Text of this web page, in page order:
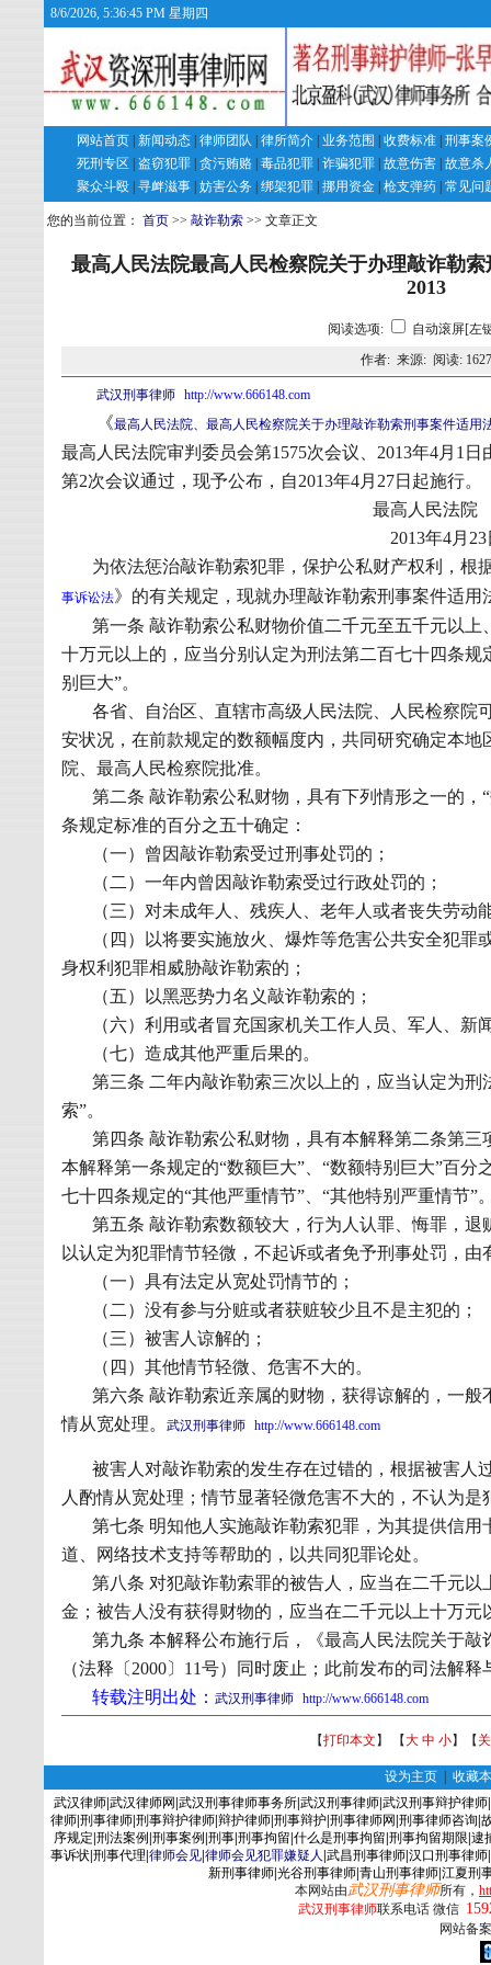
8/6/2026, 5:36:45 PM 星期四
网站首页 新闻动态 律师团队 律所简介 业务范围 收费标准 刑事案
死刑专区
盗窃犯罪 贪污贿赂 毒品犯罪 诈骗犯罪 故意伤害 故意杀
聚众斗殴 寻衅滋事 妨害公务 绑架犯罪 挪用资金 枪支弹药 常见问
您的当前位置： 首页 >> 敲诈勒索 >> 文章正文
最高人民法院最高人民检察院关于办理敲诈勒
2013
阅读选项:
自动滚屏[左
作者: 来源: 阅读: 1627
武汉刑事律师 http://www.666148.com
《最高人民法院、最高人民检察院关于办理敲诈勒索刑事案件适用
最高人民法院审判委员会第1575次会议、 2013年4月 1 日
第2次会议通过，现予公布，自2013年4月 27日起施行。
最高人民法院
2013年4月 23
为依法惩治敲诈勒索犯罪，保护公私财产权利，根
事诉讼法》的有关规定，现就办理敲诈勒索刑事案件适用
第一条 敲诈勒索公私财物价值二千元至五千元以
十万元以上的，应当分别认定为刑法第二百七十四条规
别巨大”。
各省、自治区、直辖市高级人民法院、人民检察院
安状况，在前款规定的数额幅度内，共同研究确定本
院、最高人民检察院批准。
第二条 敲诈勒索公私财物，具有下列情形之一的，
条规定标准的百分之五十确定：
（一）曾因敲诈勒索受过刑事处罚的；
（二）一年内曾因敲诈勒索受过行政处罚的；
（三）对未成年人、残疾人、老年人或者丧失劳动
（四）以将要实施放火、爆炸等危害公共安全犯
身权利犯罪相威胁敲诈勒索的；
（五）以黑恶势力名义敲诈勒索的；
（六）利用或者冒充国家机关工作人员、军人、新
（七）造成其他严重后果的。
第三条 二年内敲诈勒索三次以上的，应当认定为
索”。
第四条 敲诈勒索公私财物，具有本解释第二条第
本解释第一条规定的“数额巨大”、“数额特别巨大”百
七十四条规定的“其他严重情节”、“其他特别严重情节”
第五条 敲诈勒索数额较大，行为人认罪、悔罪，
以认定为犯罪情节轻微，不起诉或者免予刑事处罚，
（一）具有法定从宽处罚情节的；
（二）没有参与分赃或者获赃较少且不是主犯的；
（三）被害人谅解的；
（四）其他情节轻微、危害不大的。
第六条 敲诈勒索近亲属的财物，获得谅解的，一
情从宽处理。
武汉刑事律师 http://www.666148.com
被害人对敲诈勒索的发生存在过错的，根据被害人
人酌情从宽处理；情节显著轻微危害不大的，不认为是
第七条 明知他人实施敲诈勒索犯罪，为其提供信
道、网络技术支持等帮助的，以共同犯罪论处。
第八条 对犯敲诈勒索罪的被告人，应当在二千元
金；被告人没有获得财物的，应当在二千元以上十万元
第九条 本解释公布施行后，《最高人民法院关于
（法释〔 2000〕 11号）同时废止；此前发布的司法解
转载注明出处： 武汉刑事律师 http://www.666148.com
【打印本文 】 【大 中 小】【
设为主页
收藏
武汉律师 武汉律师网 武汉刑事律师事务所 武汉刑事律师 武汉刑事辩护律师
律师 刑事律师 刑事辩护律师 辩护律师 刑事辩护 刑事律师网 刑事律师咨询
序规定 刑法案例 刑事案例 刑事 刑事拘留 什么是刑事拘留 刑事拘留期限 逮
事诉状 刑事代理 律师会见 律师会见犯罪嫌疑人 武昌刑事律师 汉口刑事律师
新刑事律师 光谷刑事律师 青山刑事律师 江夏刑
本网站由武汉刑事律师所有，
武汉刑事律师联系电话 微信
网站备